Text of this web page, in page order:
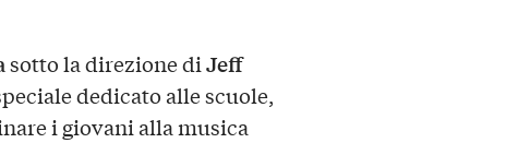
sotto la direzione diJeff
dedicato alle scuole,
i giovani alla musica